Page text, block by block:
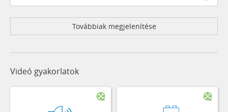
Továbbiak megjelenítése
Videó gyakorlatok